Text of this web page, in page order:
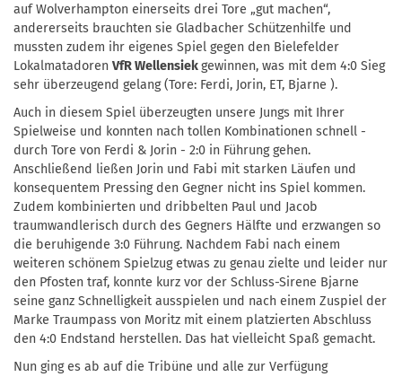
auf Wolverhampton einerseits drei Tore „gut machen“,
andererseits brauchten sie Gladbacher Schützenhilfe und
mussten zudem ihr eigenes Spiel gegen den Bielefelder
Lokalmatadoren VfR Wellensiekgewinnen, was mit dem 4:0 Sieg
sehr überzeugend gelang (Tore: Ferdi, Jorin, ET, Bjarne ).
Auch in diesem Spiel überzeugten unsere Jungs mit Ihrer
Spielweise und konnten nach tollen Kombinationen schnell -
durch Tore von Ferdi & Jorin - 2:0 in Führung gehen.
Anschließend ließen Jorin und Fabi mit starken Läufen und
konsequentem Pressing den Gegner nicht ins Spiel kommen.
Zudem kombinierten und dribbelten Paul und Jacob
traumwandlerisch durch des Gegners Hälfte und erzwangen so
die beruhigende 3:0 Führung. Nachdem Fabi nach einem
weiteren schönem Spielzug etwas zu genau zielte und leider nur
den Pfosten traf, konnte kurz vor der Schluss-Sirene Bjarne
seine ganz Schnelligkeit ausspielen und nach einem Zuspiel der
Marke Traumpass von Moritz mit einem platzierten Abschluss
den 4:0 Endstand herstellen. Das hat vielleicht Spaß gemacht.
Nun ging es ab auf die Tribüne und alle zur Verfügung